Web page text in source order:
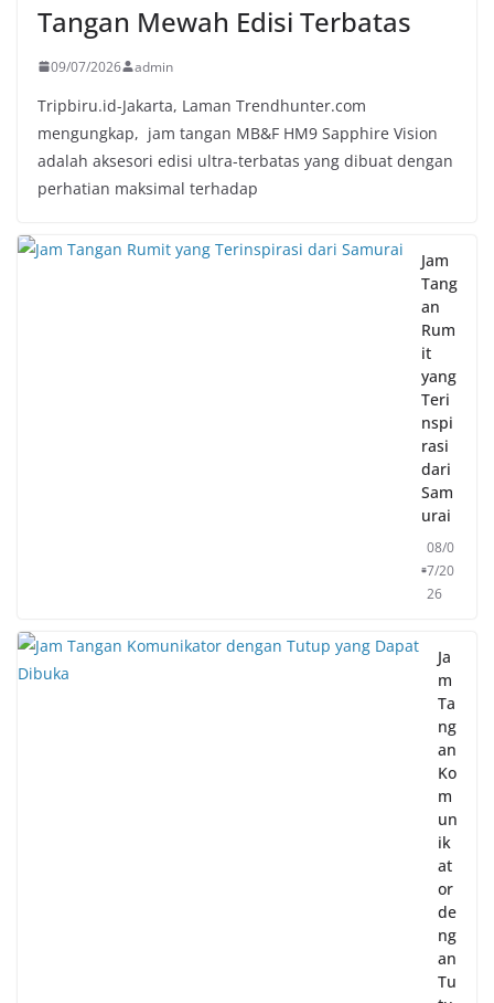
Tangan Mewah Edisi Terbatas
09/07/2026 admin
Tripbiru.id-Jakarta, Laman Trendhunter.com
mengungkap, jam tangan MB&F HM9 Sapphire Vision
adalah aksesori edisi ultra-terbatas yang dibuat dengan
perhatian maksimal terhadap
Jam
Tang
an
Rum
it
yang
Teri
nspi
rasi
dari
Sam
urai
08/0
7/20
26
Ja
m
Ta
ng
an
Ko
m
un
ik
at
or
de
ng
an
Tu